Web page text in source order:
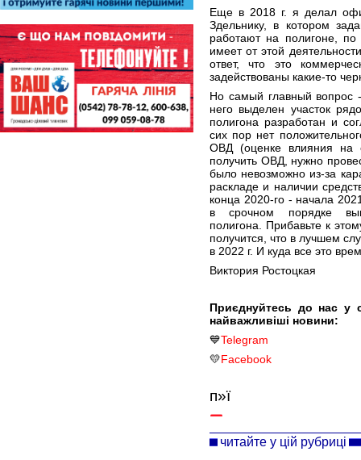
Еще в 2018 г. я делал
Здельнику, в котором
работают на полигоне, по
имеет от этой
ответ, что это
задействованы какие-то
Но самый главный вопрос -
него выделен участок
полигона разработан и
сих пор нет
ОВД (оценке влияния на
получить ОВД, нужно
было невозможно из-за
раскладе и наличии
конца 2020-го - начала
в срочном порядке
полигона. Прибавьте к
получится, что в лучшем
в 2022 г. И куда все это
Виктория Ростоцкая
Приєднуйтесь до нас у
найважливіші новини:
💙Telegram
💛Facebook
п»ї
читайте у цій рубриці